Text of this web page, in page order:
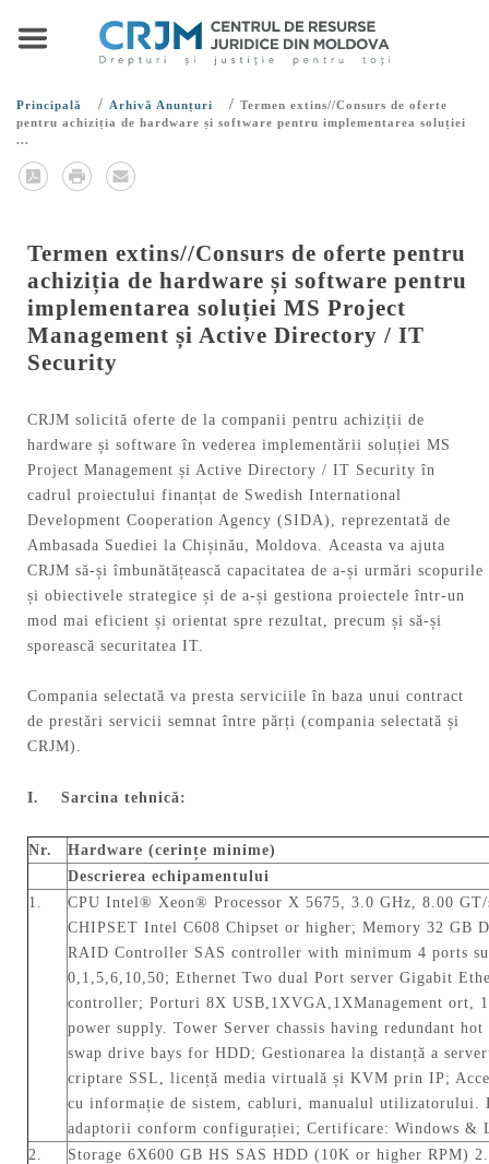
Principală / Arhivă Anunțuri / Termen extins//Consurs de oferte
pentru achiziția de hardware și software pentru implementarea soluției
...
Termen extins//Consurs de oferte pentru
achiziția de hardware și software pentru
implementarea soluției MS Project
Management și Active Directory / IT
Security
CRJM solicită oferte de la companii pentru achiziții de
hardware și software în vederea implementării soluției MS
Project Management și Active Directory / IT Security în
cadrul proiectului finanțat de Swedish International
Development Cooperation Agency (SIDA), reprezentată de
Ambasada Suediei la Chișinău, Moldova. Aceasta va ajuta
CRJM să-și îmbunătățească capacitatea de a-și urmări scopurile
și obiectivele strategice și de a-și gestiona proiectele într-un
mod mai eficient și orientat spre rezultat, precum și să-și
sporească securitatea IT.
Compania selectată va presta serviciile în baza unui contract
de prestări servicii semnat între părți (compania selectată și
CRJM).
I. Sarcina tehnică:
Nr.
Hardware (cerințe minime)
Descrierea echipamentului
1.
CPU Intel® Xeon® Processor X 5675, 3.0 GHz, 8.00
CHIPSET Intel C608 Chipset or higher; Memory 32 GB
RAID Controller SAS controller with minimum 4 ports
0,1,5,6,10,50; Ethernet Two dual Port server Gigabit
controller; Porturi 8X USB,1XVGA,1XManagement ort,
power supply. Tower Server chassis having redundant
swap drive bays for HDD; Gestionarea la distanță a
criptare SSL, licență media virtuală și KVM prin IP;
cu informație de sistem, cabluri, manualul utilizatorului.
adaptorii conform configurației; Certificare: Windows &
2.
Storage 6X600 GB HS SAS HDD (10K or higher RPM)